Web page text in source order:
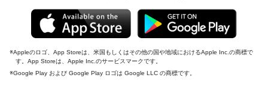
Appleのロゴ、App Storeは、米国もしくはその他の国や地域におけるApple Inc.の商標で
す。App Storeは、Apple Inc.のサービスマークです。
Google Play および Google Play ロゴは Google LLC の商標です。